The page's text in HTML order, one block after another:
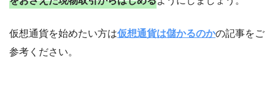
仮想通貨を始めたい方は仮想通貨は儲かるのかの記事をご
参考ください。